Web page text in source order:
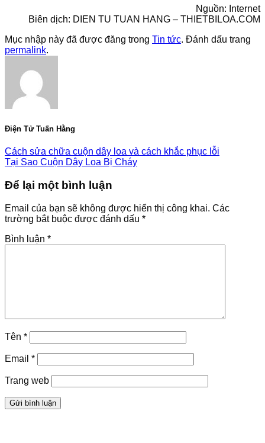
Nguồn: Internet
Biên dịch: DIEN TU TUAN HANG – THIETBILOA.COM
Mục nhập này đã được đăng trong Tin tức. Đánh dấu trang
permalink.
Điện Tử Tuấn Hằng
Cách sửa chữa cuộn dây loa và cách khắc phục lỗi
Tại Sao Cuộn Dây Loa Bị Cháy
Để lại một bình luận
Email của bạn sẽ không được hiển thị công khai. Các
trường bắt buộc được đánh dấu *
Bình luận *
Tên *
Email *
Trang web